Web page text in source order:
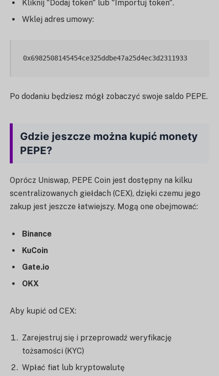
Kliknij "Dodaj token" lub "Importuj token".
Wklej adres umowy:
Po dodaniu będziesz mógł zobaczyć swoje saldo PEPE.
Gdzie jeszcze można kupić monety
PEPE?
Oprócz Uniswap, PEPE Coin jest dostępny na kilku
scentralizowanych giełdach (CEX), dzięki czemu jego
zakup jest jeszcze łatwiejszy. Mogą one obejmować:
Binance
KuCoin
Gate.io
OKX
Aby kupić od CEX:
Zarejestruj się i przeprowadź weryfikację
tożsamości (KYC)
Wpłać fiat lub kryptowalutę